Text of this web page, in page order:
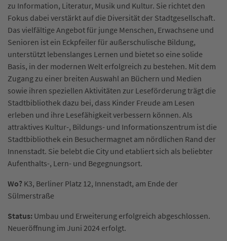
zu Information, Literatur, Musik und Kultur. Sie richtet den
Fokus dabei verstärkt auf die Diversität der Stadtgesellschaft.
Das vielfältige Angebot für junge Menschen, Erwachsene und
Senioren ist ein Eckpfeiler für außerschulische Bildung,
unterstützt lebenslanges Lernen und bietet so eine solide
Basis, in der modernen Welt erfolgreich zu bestehen. Mit dem
Zugang zu einer breiten Auswahl an Büchern und Medien
sowie ihren speziellen Aktivitäten zur Leseförderung trägt die
Stadtbibliothek dazu bei, dass Kinder Freude am Lesen
erleben und ihre Lesefähigkeit verbessern können. Als
attraktives Kultur-, Bildungs- und Informationszentrum ist die
Stadtbibliothek ein Besuchermagnet am nördlichen Rand der
Innenstadt. Sie belebt die City und etabliert sich als beliebter
Aufenthalts-, Lern- und Begegnungsort.
Wo? K3, Berliner Platz 12, Innenstadt, am Ende der
Sülmerstraße
Status: Umbau und Erweiterung erfolgreich abgeschlossen.
Neueröffnung im Juni 2024 erfolgt.